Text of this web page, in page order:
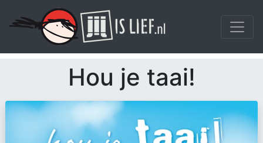
Hou je taai!